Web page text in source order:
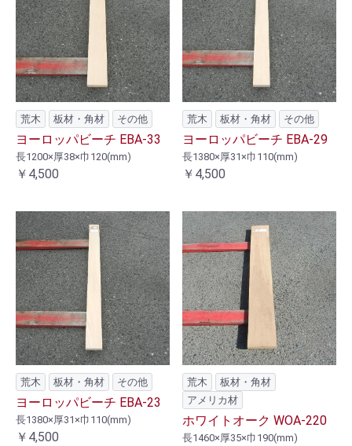
荒木 板材・角材 その他
ヨーロッパビーチ EBA-33
長1200×厚38×巾120(mm)
￥4,500
荒木 板材・角材 その他
ヨーロッパビーチ EBA-29
長1380×厚31×巾110(mm)
￥4,500
荒木 板材・角材 その他
ヨーロッパビーチ EBA-23
長1380×厚31×巾110(mm)
￥4,500
荒木
板材・角材
アメリカ材
ホワイトオーク WOA-220
長1460×厚35×巾190(mm)